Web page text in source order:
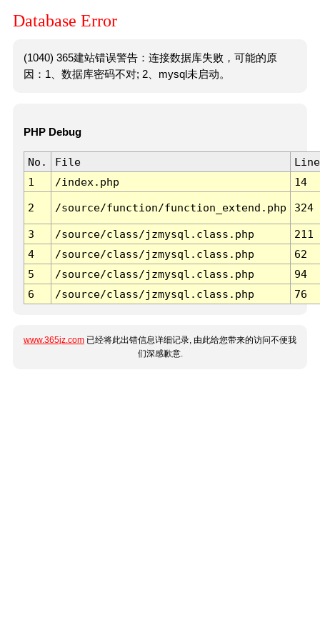
Database Error
(1040) 365建站错误警告：连接数据库失败，可能的原
因：1、数据库密码不对; 2、mysql未启动。
PHP Debug
No. File
Line
1
/index.php 14
2 /source/function/function_extend.php 324
3 /source/class/jzmysql.class.php
211
4
/source/class/jzmysql.class.php
62
5
/source/class/jzmysql.class.php
94
6
/source/class/jzmysql.class.php 76
www.365jz.com 已经将此出错信息详细记录, 由此给您带来的访问不便我
们深感歉意.